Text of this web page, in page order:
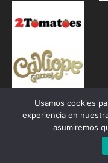
Proudly powered by
Usamos cookies
experiencia en
asumiremos